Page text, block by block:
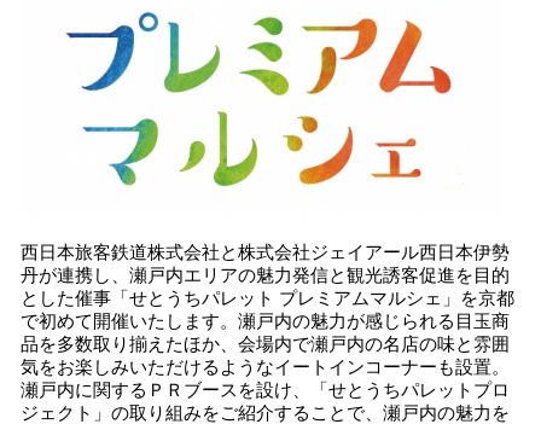
西日本旅客鉄道株式会社と株式会社ジェイアール西日本伊勢
丹が連携し、瀬戸内エリアの魅力発信と観光誘客促進を目的
とした催事「せとうちパレット プレミアムマルシェ」を京都
で初めて開催いたします。瀬戸内の魅力が感じられる目玉商
品を多数取り揃えたほか、会場内で瀬戸内の名店の味と雰囲
気をお楽しみいただけるようなイートインコーナーも設置。
瀬戸内に関するＰＲブースを設け、「せとうちパレットプロ
ジェクト」の取り組みをご紹介することで、瀬戸内の魅力を